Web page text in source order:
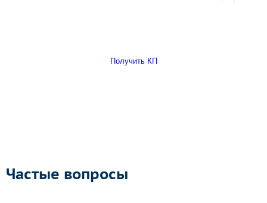
Получить КП
Частые вопросы